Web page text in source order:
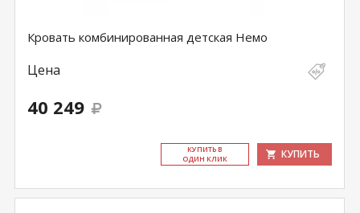
Кровать комбинированная детская Немо
Цена
40 249
КУ­ПИТЬ В
ОДИН КЛИК
КУПИТЬ